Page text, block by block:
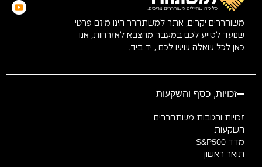
משוחררים יקרים, אתר למשתחרר הינו מיזם פרטי
שנועד לסייע לכם במעבר מהצבא לאזרחות, אנו
כאן לכל שאלה שיש לכם , יד ביד.
זכויות, כסף והשקעות
זכויות והטבות משתחררים
השקעות
מדד S&P500
תואר ראשון